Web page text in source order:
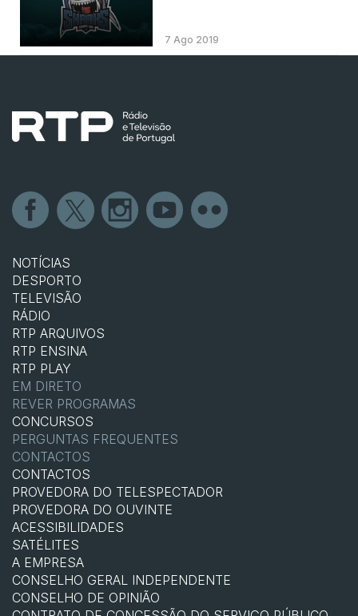
7 Ago 2019
NOTÍCIAS
DESPORTO
TELEVISÃO
RÁDIO
RTP ARQUIVOS
RTP ENSINA
RTP PLAY
EM DIRETO
REVER PROGRAMAS
CONCURSOS
PERGUNTAS FREQUENTES
CONTACTOS
CONTACTOS
PROVEDORA DO TELESPECTADOR
PROVEDORA DO OUVINTE
ACESSIBILIDADES
SATÉLITES
A EMPRESA
CONSELHO GERAL INDEPENDENTE
CONSELHO DE OPINIÃO